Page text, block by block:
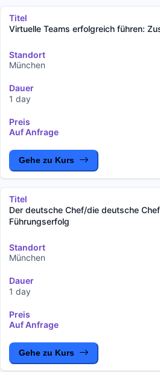
Titel
Virtuelle Teams erfolgreich führen:
Standort
München
Dauer
1 day
Preis
Auf Anfrage
Gehe zu Kurs
Titel
Der deutsche Chef/die deutsche
Führungserfolg
Standort
München
Dauer
1 day
Preis
Auf Anfrage
Gehe zu Kurs